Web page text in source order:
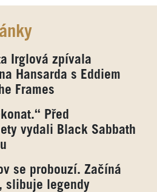
Irglová zpívala
Hansarda s Eddiem
Frames
Před
vydali Black Sabbath
se probouzí. Začíná
slibuje legendy